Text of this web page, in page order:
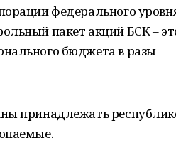
федерального
пакет акций БСК –
бюджета в разы
принадлежать